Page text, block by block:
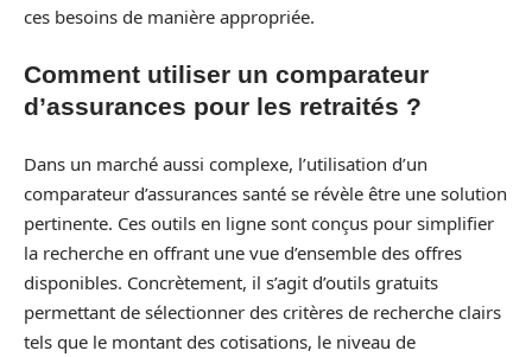
ces besoins de manière appropriée.
Comment utiliser un comparateur
d’assurances pour les retraités ?
Dans un marché aussi complexe, l’utilisation d’un
comparateur d’assurances santé se révèle être une solution
pertinente. Ces outils en ligne sont conçus pour simplifier
la recherche en offrant une vue d’ensemble des offres
disponibles. Concrètement, il s’agit d’outils gratuits
permettant de sélectionner des critères de recherche clairs
tels que le montant des cotisations, le niveau de